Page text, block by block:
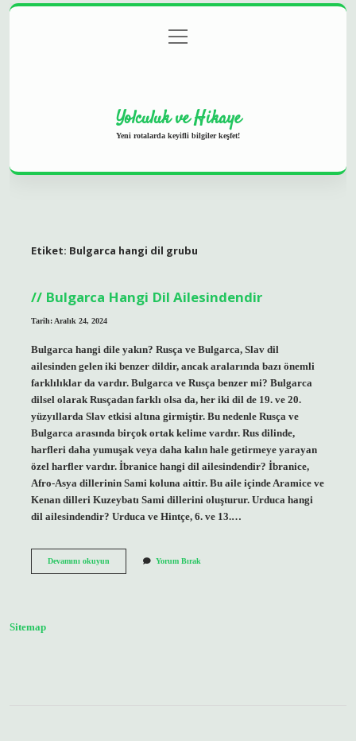
Gizlilik Politikası
menüyü
aç
Yolculuk ve Hikaye
Yeni rotalarda keyifli bilgiler keşfet!
Etiket: Bulgarca hangi dil grubu
Bulgarca Hangi Dil Ailesindendir
Tarih: Aralık 24, 2024
Bulgarca hangi dile yakın? Rusça ve Bulgarca, Slav dil
ailesinden gelen iki benzer dildir, ancak aralarında bazı önemli
farklılıklar da vardır. Bulgarca ve Rusça benzer mi? Bulgarca
dilsel olarak Rusçadan farklı olsa da, her iki dil de 19. ve 20.
yüzyıllarda Slav etkisi altına girmiştir. Bu nedenle Rusça ve
Bulgarca arasında birçok ortak kelime vardır. Rus dilinde,
harfleri daha yumuşak veya daha kalın hale getirmeye yarayan
özel harfler vardır. İbranice hangi dil ailesindendir? İbranice,
Afro-Asya dillerinin Sami koluna aittir. Bu aile içinde Aramice ve
Kenan dilleri Kuzeybatı Sami dillerini oluşturur. Urduca hangi
dil ailesindendir? Urduca ve Hintçe, 6. ve 13.…
Devamını okuyunBulgarca
Yorum Bırak
Sitemap